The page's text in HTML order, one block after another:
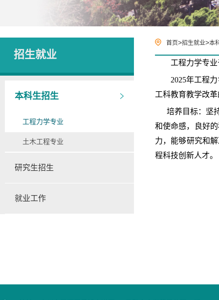
招生就业
本科生招生
工程力学专业
土木工程专业
研究生招生
就业工作
首页>招生就业>本
工程力学专业
2025年工程
工科教育教学改
培养目标： 坚
和使命感，良好
力，能够研究和
程科技创新人才。